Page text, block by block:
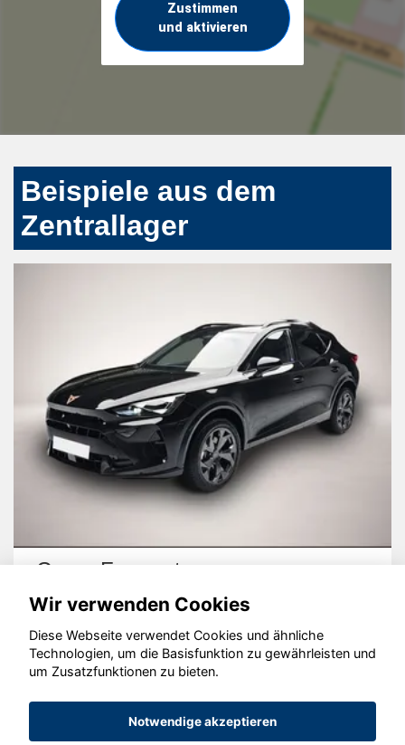
Zustimmen
und aktivieren
Beispiele aus dem
Zentrallager
Volkswagen Golf
© konjunkturmotor.de GmbH 2020 - 2026
Wir verwenden Cookies
Diese Webseite verwendet Cookies und ähnliche
Technologien, um die Basisfunktion zu gewährleisten und
um Zusatzfunktionen zu bieten.
Notwendige akzeptieren